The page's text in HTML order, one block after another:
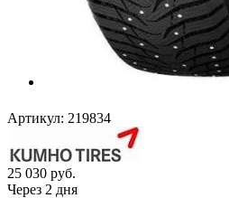
Артикул: 219834
25 030 руб.
Через 2 дня